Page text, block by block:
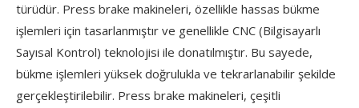
türüdür. Press brake makineleri, özellikle hassas bükme
işlemleri için tasarlanmıştır ve genellikle CNC (Bilgisayarlı
Sayısal Kontrol) teknolojisi ile donatılmıştır. Bu sayede,
bükme işlemleri yüksek doğrulukla ve tekrarlanabilir şekilde
gerçekleştirilebilir. Press brake makineleri, çeşitli